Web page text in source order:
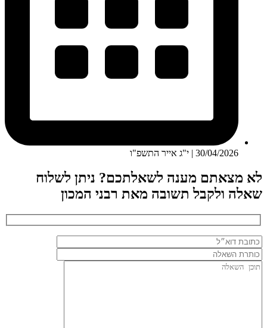
30/04/2026 | י"ג אייר התשפ"ו
לא מצאתם מענה לשאלתכם? ניתן לשלוח
שאלה ולקבל תשובה מאת רבני המכון